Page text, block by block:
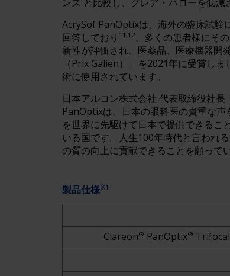
AcrySof PanOptixは、海外の臨床試験
回答しており 11,12、多くの患者様にそ
新性が評価され、医薬品、医療機器開
（Prix Galien）」を2021年に受賞し
術に使用されています。
日本アルコン株式会社 代表取締役社
PanOptixは、日本の眼科医の貴重な
を世界に先駆けて日本で提供できるこ
いる国です。人生100年時代と言われ
の質の向上に貢献できることを願って
製品仕様※1
Clareon® PanOptix® Trifocal